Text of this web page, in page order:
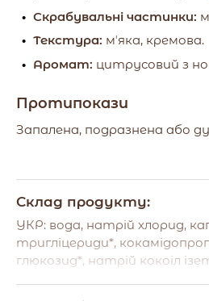
Скрабувальні частинки:
Текстура: мʼяка, кремова.
Аромат: цитрусовий з
Протипокази
Запалена, подразнена або
Склад продукту:
УКР: вода, натрій хлорид,
тригліцериди*,
глюкозид*, натрій кокоіл